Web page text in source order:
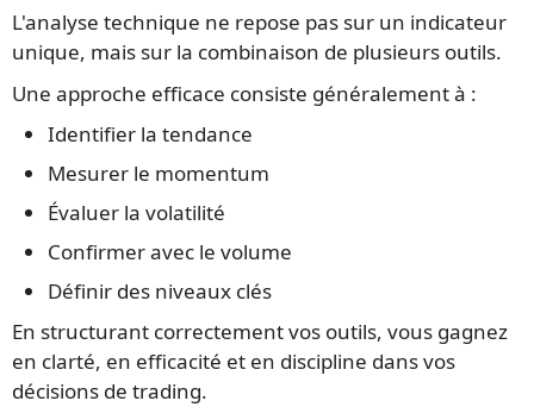
L'analyse technique ne repose pas sur un indicateur
unique, mais sur la combinaison de plusieurs outils.
Une approche efficace consiste généralement à :
Identifier la tendance
Mesurer le momentum
Évaluer la volatilité
Confirmer avec le volume
Définir des niveaux clés
En structurant correctement vos outils, vous gagnez
en clarté, en efficacité et en discipline dans vos
décisions de trading.